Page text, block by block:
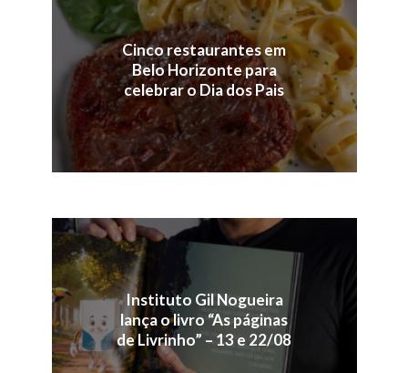
Cinco restaurantes em
Belo Horizonte para
celebrar o Dia dos Pais
Instituto Gil Nogueira
lança o livro “As páginas
de Livrinho” – 13 e 22/08